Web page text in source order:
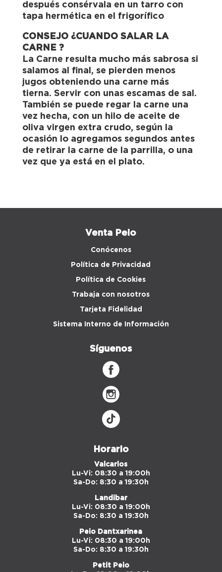
después consérvala en un tarro con
tapa hermética en el frigorífico
CONSEJO ¿CUANDO SALAR LA
CARNE ?
La Carne resulta mucho más sabrosa si
salamos al final, se pierden menos
jugos obteniendo una carne más
tierna. Servir con unas escamas de sal.
También se puede regar la carne una
vez hecha, con un hilo de aceite de
oliva virgen extra crudo, según la
ocasión lo agregamos segundos antes
de retirar la carne de la parrilla, o una
vez que ya está en el plato.
Venta Peio
Conócenos
Política de Privacidad
Política de Cookies
Trabaja con nosotros
Tarjeta Fidelidad
Sistema Interno de Información
Síguenos
Horario
Valcarlos
Lu-Vi: 08:30 a 19:00h
Sa-Do: 8:30 a 19:30h
Landibar
Lu-Vi: 08:30 a 19:00h
Sa-Do: 8:30 a 19:30h
Peio Dantxarinea
Lu-Vi: 08:30 a 19:00h
Sa-Do: 8:30 a 19:30h
Petit Peio